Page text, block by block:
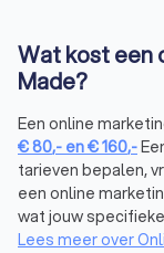
Wat kost een
Made?
Een online
€80,- en€160,-
tarieven bepalen,
een online
wat jouw
Lees meer over